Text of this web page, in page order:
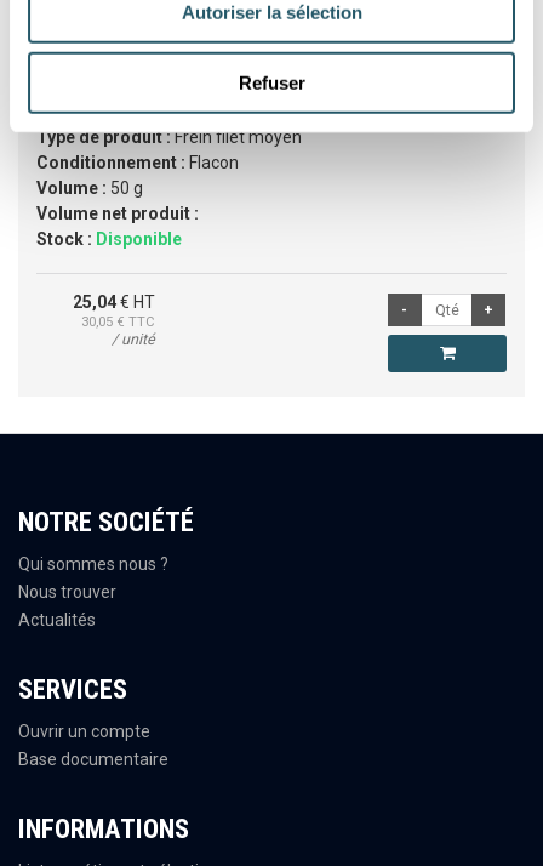
Autoriser la sélection
Refuser
Référence :
BAR5022
Catégorie :Frein filet
Type de produit :Frein filet moyen
Conditionnement : Flacon
Volume : 50 g
Volume net produit :
Stock : Disponible
25,04€ HT
30,05 € TTC
/ unité
NOTRE SOCIÉTÉ
Qui sommes nous ?
Nous trouver
Actualités
SERVICES
Ouvrir un compte
Base documentaire
INFORMATIONS